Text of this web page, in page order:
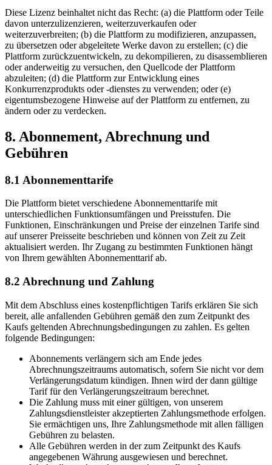
Diese Lizenz beinhaltet nicht das Recht: (a) die Plattform oder Teile
davon unterzulizenzieren, weiterzuverkaufen oder
weiterzuverbreiten; (b) die Plattform zu modifizieren, anzupassen,
zu übersetzen oder abgeleitete Werke davon zu erstellen; (c) die
Plattform zurückzuentwickeln, zu dekompilieren, zu disassemblieren
oder anderweitig zu versuchen, den Quellcode der Plattform
abzuleiten; (d) die Plattform zur Entwicklung eines
Konkurrenzprodukts oder -dienstes zu verwenden; oder (e)
eigentumsbezogene Hinweise auf der Plattform zu entfernen, zu
ändern oder zu verdecken.
8. Abonnement, Abrechnung und
Gebühren
8.1 Abonnementtarife
Die Plattform bietet verschiedene Abonnementtarife mit
unterschiedlichen Funktionsumfängen und Preisstufen. Die
Funktionen, Einschränkungen und Preise der einzelnen Tarife sind
auf unserer Preisseite beschrieben und können von Zeit zu Zeit
aktualisiert werden. Ihr Zugang zu bestimmten Funktionen hängt
von Ihrem gewählten Abonnementtarif ab.
8.2 Abrechnung und Zahlung
Mit dem Abschluss eines kostenpflichtigen Tarifs erklären Sie sich
bereit, alle anfallenden Gebühren gemäß den zum Zeitpunkt des
Kaufs geltenden Abrechnungsbedingungen zu zahlen. Es gelten
folgende Bedingungen:
Abonnements verlängern sich am Ende jedes
Abrechnungszeitraums automatisch, sofern Sie nicht vor dem
Verlängerungsdatum kündigen. Ihnen wird der dann gültige
Tarif für den Verlängerungszeitraum berechnet.
Die Zahlung muss mit einer gültigen, von unserem
Zahlungsdienstleister akzeptierten Zahlungsmethode erfolgen.
Sie ermächtigen uns, Ihre Zahlungsmethode mit allen fälligen
Gebühren zu belasten.
Alle Gebühren werden in der zum Zeitpunkt des Kaufs
angegebenen Währung ausgewiesen und berechnet.